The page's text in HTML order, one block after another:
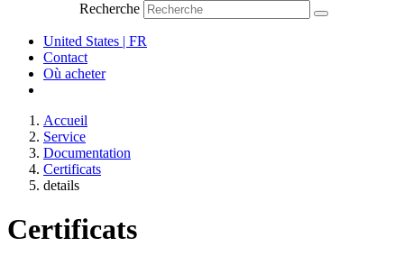
Recherche
United States | FR
Contact
Où acheter
Accueil
Service
Documentation
Certificats
details
Certificats